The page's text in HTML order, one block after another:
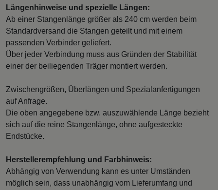
Längenhinweise und spezielle Längen:
Ab einer Stangenlänge größer als 240 cm werden beim
Standardversand die Stangen geteilt und mit einem
passenden Verbinder geliefert.
Über jeder Verbindung muss aus Gründen der Stabilität
einer der beiliegenden Träger montiert werden.
Zwischengrößen, Überlängen und Spezialanfertigungen
auf Anfrage.
Die oben angegebene bzw. auszuwählende Länge bezieht
sich auf die reine Stangenlänge, ohne aufgesteckte
Endstücke.
Herstellerempfehlung und Farbhinweis:
Abhängig von Verwendung kann es unter Umständen
möglich sein, dass unabhängig vom Lieferumfang und